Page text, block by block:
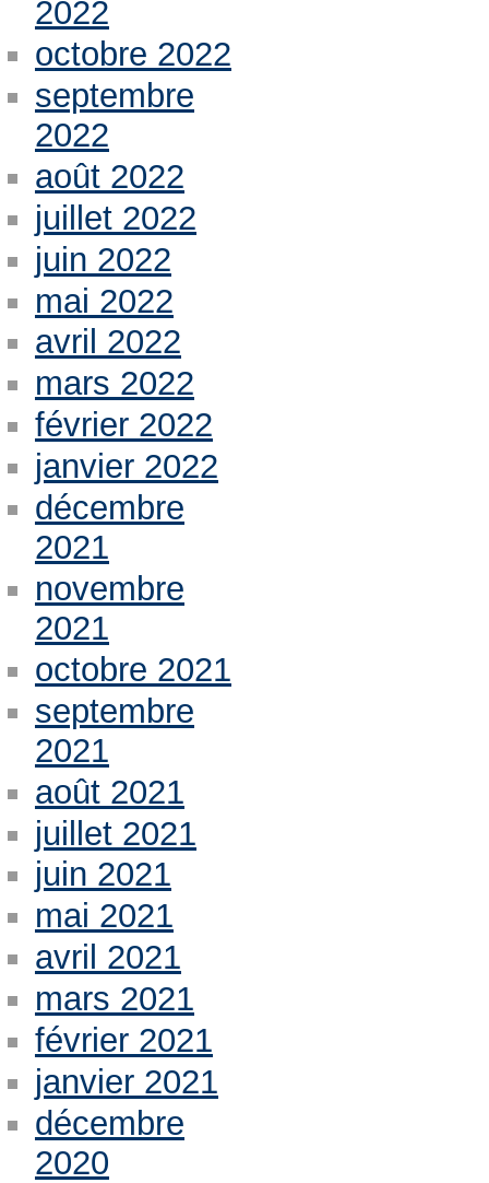
2022
octobre 2022
septembre
2022
août 2022
juillet 2022
juin 2022
mai 2022
avril 2022
mars 2022
février 2022
janvier 2022
décembre
2021
novembre
2021
octobre 2021
septembre
2021
août 2021
juillet 2021
juin 2021
mai 2021
avril 2021
mars 2021
février 2021
janvier 2021
décembre
2020